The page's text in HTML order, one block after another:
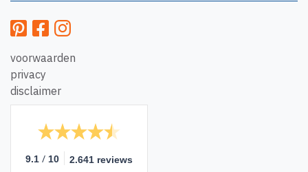
voorwaarden
privacy
disclaimer
9.1 / 10 2.641 reviews